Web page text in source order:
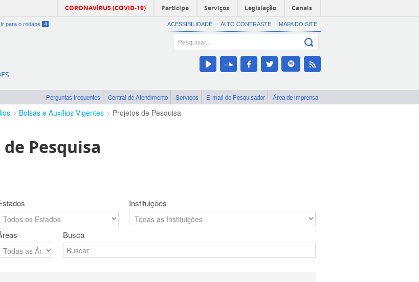
CORONAVÍRUS (COVID-19) Participe Serviços Legislação Canais
Ir para o rodapé 4 ACESSIBILIDADE ALTO CONTRASTE MAPA DO SITE
Perguntas frequentes Central de Atendimento Serviços E-mail do Pesquisador Área de imprensa
Bolsas e Auxílios Vigentes Projetos de Pesquisa
Pesquisa
Instituições
Busca